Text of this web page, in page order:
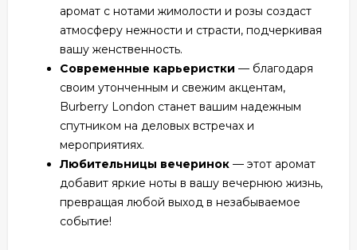
аромат с нотами жимолости и розы создаст
атмосферу нежности и страсти, подчеркивая
вашу женственность.
Современные карьеристки — благодаря
своим утонченным и свежим акцентам,
Burberry London станет вашим надежным
спутником на деловых встречах и
мероприятиях.
Любительницы вечеринок — этот аромат
добавит яркие ноты в вашу вечернюю жизнь,
превращая любой выход в незабываемое
событие!